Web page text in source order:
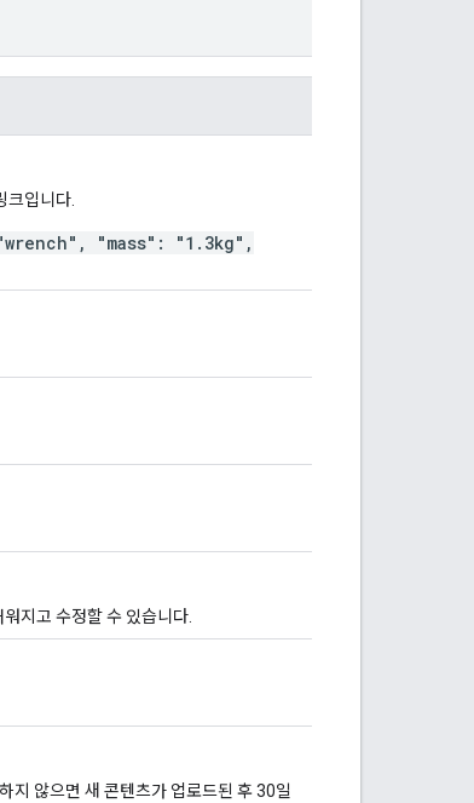
크입니다.
"mass": "1.3kg",
지고 수정할 수 있습니다.
지 않으면 새 콘텐츠가 업로드된 후 30일